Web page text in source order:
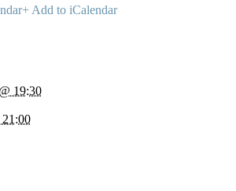
+ Add to iCalendar
19:30